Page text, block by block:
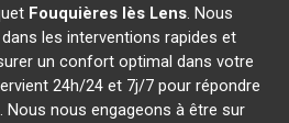
Fouquières lès Lens. Nous
les interventions rapides et
un confort optimal dans votre
24h/24 et 7j/7 pour répondre
Nous nous engageons à être sur